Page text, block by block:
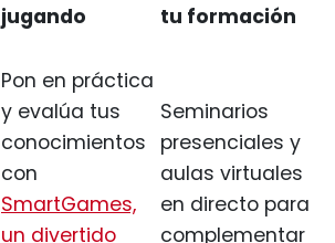
jugando
tu formación
Pon en práctica
y evalúa tus
conocimientos
con
SmartGames,
un divertido
Seminarios
presenciales y
aulas virtuales
en directo para
complementar